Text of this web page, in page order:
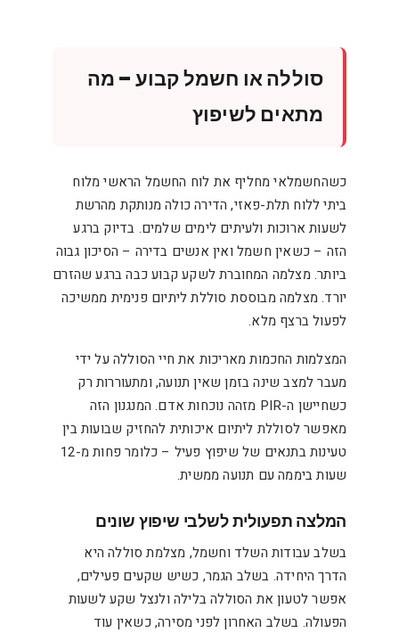
סוללה או חשמל קבוע – מה
מתאים לשיפוץ
כשהחשמלאי מחליף את לוח החשמל הראשי מלוח
ביתי ללוח תלת-פאזי, הדירה כולה מנותקת מהרשת
לשעות ארוכות ולעיתים לימים שלמים. בדיוק ברגע
הזה – כשאין חשמל ואין אנשים בדירה – הסיכון גבוה
ביותר. מצלמה המחוברת לשקע קבוע כבה ברגע שהזרם
יורד. מצלמה מבוססת סוללת ליתיום פנימית ממשיכה
לפעול ברצף מלא.
המצלמות החכמות מאריכות את חיי הסוללה על ידי
מעבר למצב שינה בזמן שאין תנועה, ומתעוררות רק
כשחיישן ה-PIR מזהה נוכחות אדם. המנגנון הזה
מאפשר לסוללת ליתיום איכותית להחזיק שבועות בין
טעינות בתנאים של שיפוץ פעיל – כלומר פחות מ-12
שעות ביממה עם תנועה ממשית.
המלצה תפעולית לשלבי שיפוץ שונים
בשלב עבודות השלד וחשמל, מצלמת סוללה היא
הדרך היחידה. בשלב הגמר, כשיש שקעים פעילים,
אפשר לטעון את הסוללה בלילה ולנצל שקע לשעות
הפעולה. בשלב האחרון לפני מסירה, כשאין עוד